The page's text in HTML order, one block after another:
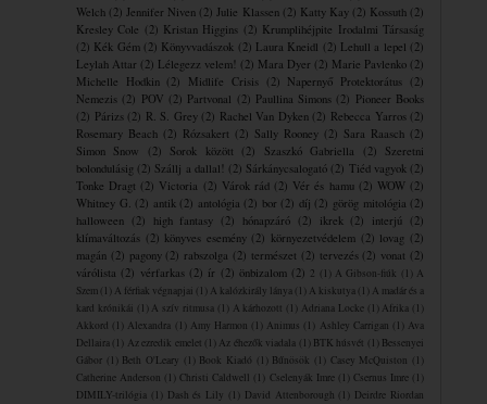
Welch (2) Jennifer Niven (2) Julie Klassen (2) Katty Kay (2) Kossuth (2)
Kresley Cole (2) Kristan Higgins (2) Krumplihéjpite ​Irodalmi Társaság
(2) Kék Gém (2) Könyvvadászok (2) Laura Kneidl (2) Lehull a lepel (2)
Leylah Attar (2) Lélegezz velem! (2) Mara Dyer (2) Marie Pavlenko (2)
Michelle Hodkin (2) Midlife Crisis (2) Napernyő Protektorátus (2)
Nemezis (2) POV (2) Partvonal (2) Paullina Simons (2) Pioneer Books
(2) Párizs (2) R. S. Grey (2) Rachel Van Dyken (2) Rebecca Yarros (2)
Rosemary Beach (2) Rózsakert (2) Sally Rooney (2) Sara Raasch (2)
Simon Snow
(2) Sorok között (2) Szaszkó Gabriella (2)
Szeretni
bolondulásig (2) Szállj a dallal! (2) Sárkánycsalogató (2) Tiéd vagyok (2)
Tonke Dragt (2) Victoria (2) Várok rád (2) Vér és hamu (2) WOW (2)
Whitney G. (2) antik (2) antológia (2) bor (2) díj (2) görög mitológia (2)
halloween (2) high fantasy (2) hónapzáró (2) ikrek (2) interjú (2)
klímaváltozás (2) könyves esemény (2) környezetvédelem (2) lovag (2)
magán (2) pagony (2) rabszolga (2) természet (2) tervezés (2) vonat (2)
várólista (2) vérfarkas (2) ír (2) önbizalom (2) 2 (1) A Gibson-fiúk (1) A
Szem (1) A férfiak végnapjai (1) A kalózkirály lánya (1) A kiskutya (1) A madár és a
kard krónikái
(1) A szív ritmusa (1) A ​kárhozott (1) Adriana Locke (1) Afrika
(1)
Akkord
(1) Alexandra (1) Amy Harmon (1) Animus (1) Ashley Carrigan (1) Ava
Dellaira (1) Az ezredik emelet (1) Az éhezők viadala (1) BTK húsvét (1) Bessenyei
Gábor
(1) Beth O'Leary (1) Book Kiadó (1) Bűnösök (1) Casey McQuiston
(1)
Catherine Anderson
(1) Christi Caldwell (1) Cselenyák Imre (1) Csernus Imre
(1)
DIMILY-trilógia
(1) Dash és Lily (1) David Attenborough (1) Deirdre Riordan